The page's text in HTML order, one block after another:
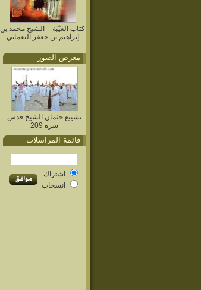
كتاب الغيْبَة – الشيخ محمد بن
إبراهيم بن جعفر النعماني
معرض الصور
تشييع جثمان الشيخ قدس
سره 209
قائمة المراسلات
اشتراك
انسحاب